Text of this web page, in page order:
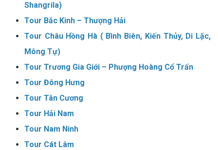
Shangrila)
Tour Bắc Kinh – Thượng Hải
Tour Châu Hồng Hà ( Bình Biên, Kiến Thủy, Di Lặc,
Mông Tự)
Tour Trương Gia Giới – Phượng Hoàng Cổ Trấn
Tour Đông Hưng
Tour Tân Cương
Tour Hải Nam
Tour Nam Ninh
Tour Cát Lâm